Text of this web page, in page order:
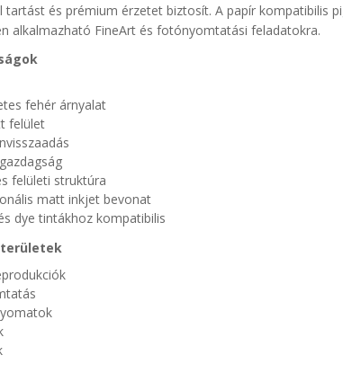
tartást és prémium érzetet biztosít. A papír kompatibilis
alkalmazható FineArt és fotónyomtatási feladatokra.
fehér árnyalat
felület
felületi struktúra
matt inkjet bevonat
dye tintákhoz kompatibilis
területek